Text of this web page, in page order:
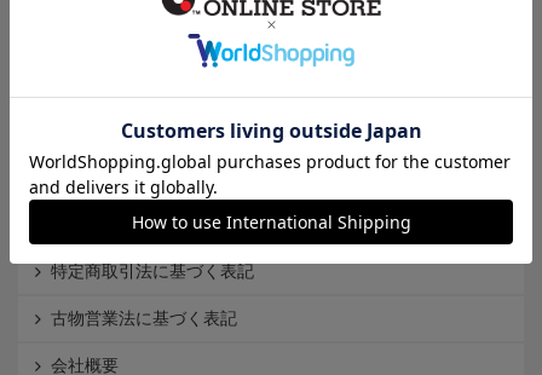
インフォメーション
個人情報保護方針
Cookieポリシー
特定商取引法に基づく表記
古物営業法に基づく表記
会社概要